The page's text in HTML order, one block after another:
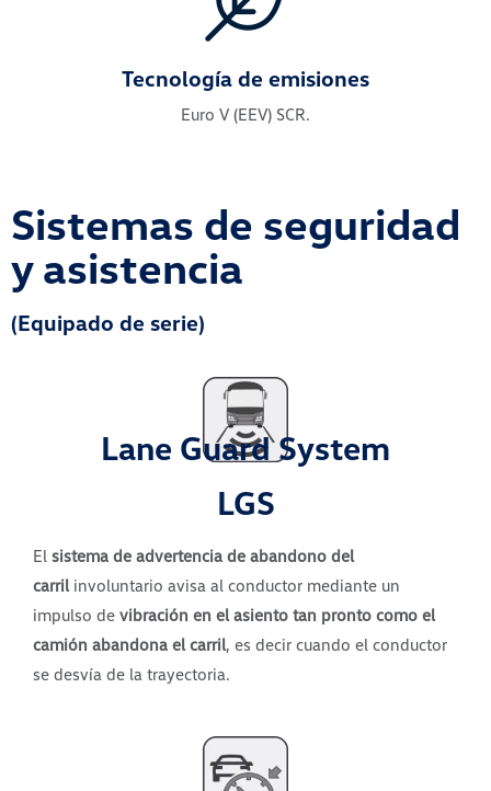
Tecnología de emisiones
Euro V (EEV) SCR.
Sistemas de seguridad
y asistencia
(Equipado de serie)
Lane Guard System
LGS
El sistema de advertencia de abandono del
carrilinvoluntario avisa al conductor mediante un
impulso de vibración en el asiento tan pronto como el
camión abandona el carril, es decir cuando el conductor
se desvía de la trayectoria.